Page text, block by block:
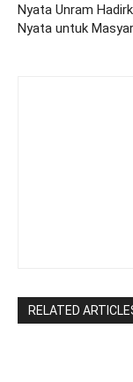
Nyata Unram
Nyata untuk
RELATED